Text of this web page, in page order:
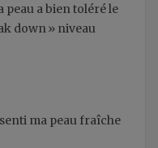
peau a bien toléré le
down » niveau
ma peau fraîche